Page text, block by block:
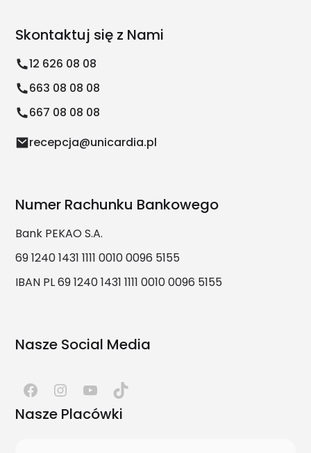
Skontaktuj się z Nami
12 626 08 08
663 08 08 08
667 08 08 08
recepcja@unicardia.pl
Numer Rachunku Bankowego
Bank PEKAO S.A.
69 1240 1431 1111 0010 0096 5155
IBAN PL 69 1240 1431 1111 0010 0096 5155
Nasze Social Media
Nasze Placówki